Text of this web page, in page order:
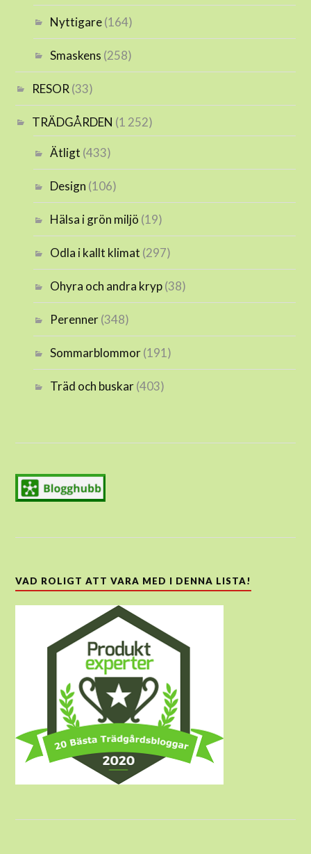
Nyttigare(164)
Smaskens (258)
RESOR (33)
TRÄDGÅRDEN (1 252)
Ätligt (433)
Design (106)
Hälsa i grön miljö (19)
Odla i kallt klimat (297)
Ohyra och andra kryp(38)
Perenner(348)
Sommarblommor(191)
Träd och buskar(403)
VAD ROLIGT ATT VARA MED I DENNA LISTA!